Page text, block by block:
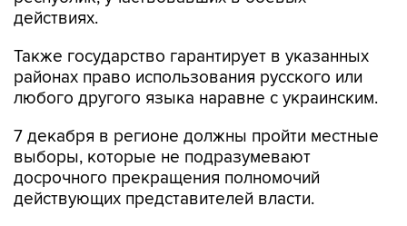
действиях.
Также государство гарантирует в указанных
районах право использования русского или
любого другого языка наравне с украинским.
7 декабря в регионе должны пройти местные
выборы, которые не подразумевают
досрочного прекращения полномочий
действующих представителей власти.